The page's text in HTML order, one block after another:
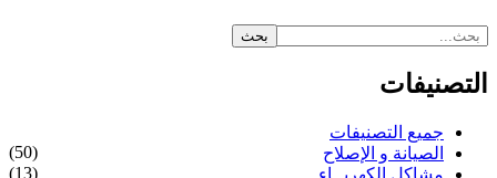
التصنيفات
جميع التصنيفات
الصيانة و الإصلاح
(50)
(13)